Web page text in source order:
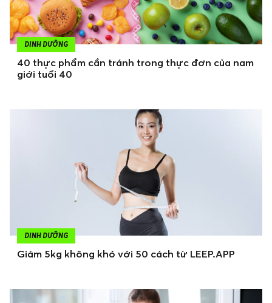
DINH DƯỠNG
40 thực phẩm cần tránh trong thực đơn của nam
giới tuổi 40
DINH DƯỠNG
Giảm 5kg không khó với 50 cách từ LEEP.APP